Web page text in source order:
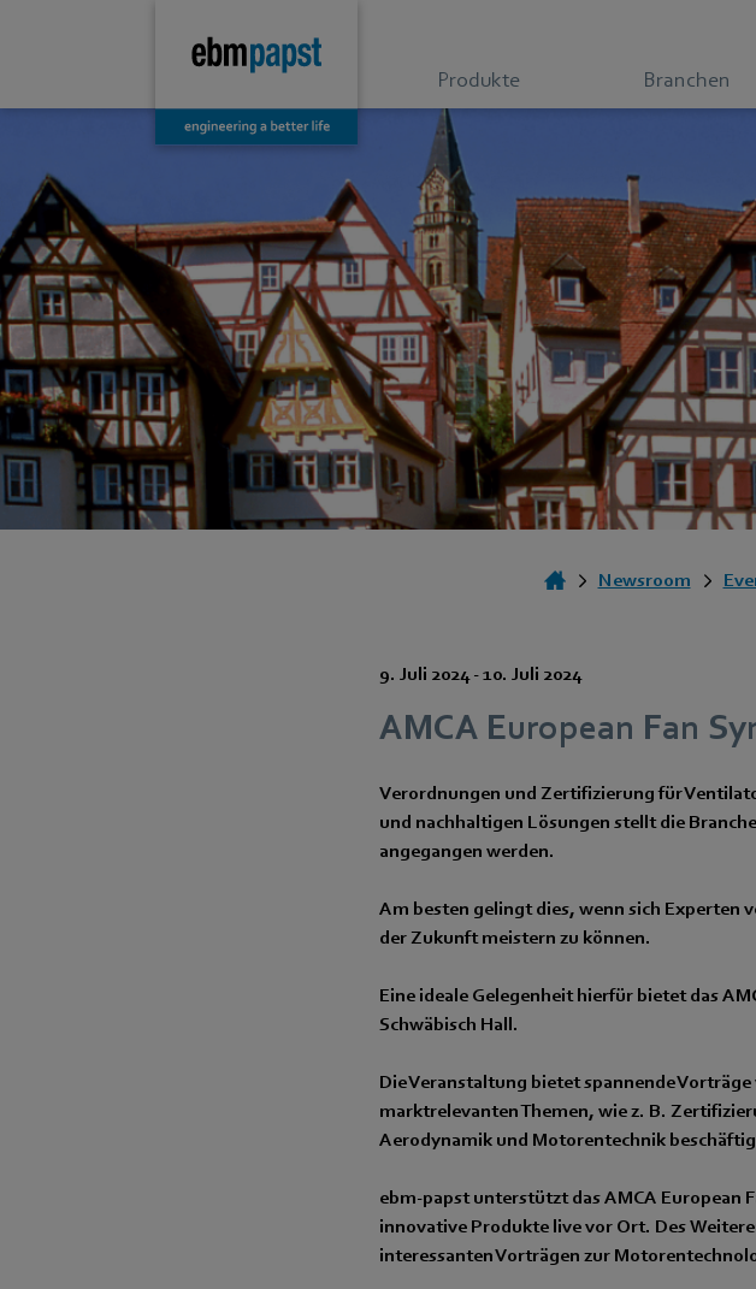
Produkte Branchen
Newsroom
9. Juli 2024-10. Juli 2024
AMCA European Fan
Verordnungen und Zertifizierung für
und nachhaltigen Lösungen stellt die
angegangen werden.
Am besten gelingt dies, wenn sich Experten
der Zukunft meistern zu können.
Eine ideale Gelegenheit hierfür bietet das
Schwäbisch Hall.
Die Veranstaltung bietet spannende
marktrelevanten Themen, wie z. B.
Aerodynamik und Motorentechnik
ebm‑papst unterstützt das AMCA European
innovative Produkte live vor Ort. Des
interessanten Vorträgen zur